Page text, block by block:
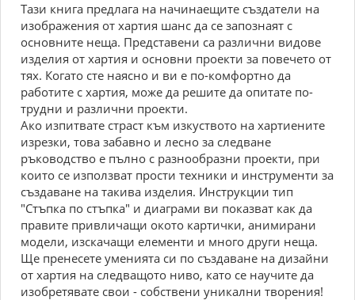
Тази книга предлага на начинаещите създатели на
изображения от хартия шанс да се запознаят с
основните неща. Представени са различни видове
изделия от хартия и основни проекти за повечето от
тях. Когато сте наясно и ви е по-комфортно да
работите с хартия, може да решите да опитате по-
трудни и различни проекти.
Ако изпитвате страст към изкуството на хартиените
изрезки, това забавно и лесно за следване
ръководство е пълно с разнообразни проекти, при
които се използват прости техники и инструменти за
създаване на такива изделия. Инструкции тип
"Стъпка по стъпка" и диаграми ви показват как да
правите привличащи окото картички, анимирани
модели, изскачащи елементи и много други неща.
Ще пренесете уменията си по създаване на дизайни
от хартия на следващото ниво, като се научите да
изобретявате свои - собствени уникални творения!